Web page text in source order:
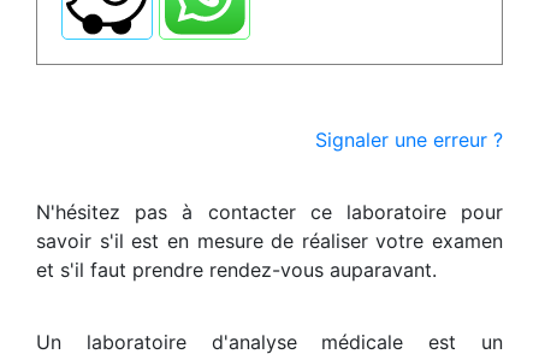
Signaler une erreur ?
N'hésitez pas à contacter ce laboratoire pour
savoir s'il est en mesure de réaliser votre examen
et s'il faut prendre rendez-vous auparavant.
Un laboratoire d'analyse médicale est un